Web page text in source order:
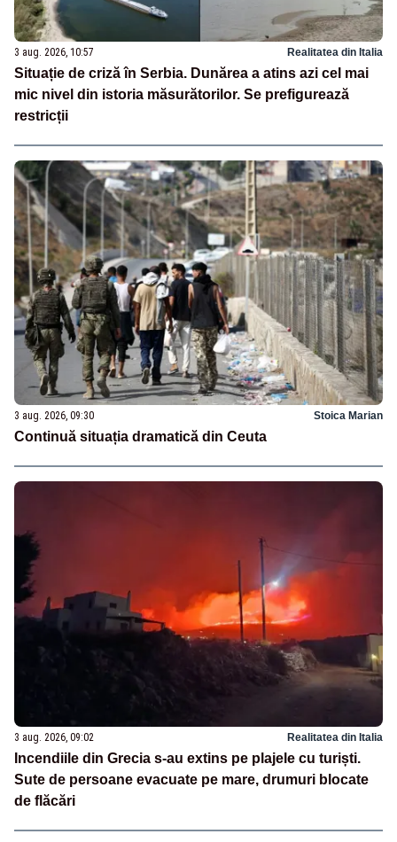
3 aug. 2026, 10:57 Realitatea din Italia
Situație de criză în Serbia. Dunărea a atins azi cel mai
mic nivel din istoria măsurătorilor. Se prefigurează
restricții
3 aug. 2026, 09:30 Stoica Marian
Continuă situația dramatică din Ceuta
3 aug. 2026, 09:02 Realitatea din Italia
Incendiile din Grecia s-au extins pe plajele cu turiști.
Sute de persoane evacuate pe mare, drumuri blocate
de flăcări